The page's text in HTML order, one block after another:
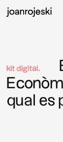
kit digital.
qual es